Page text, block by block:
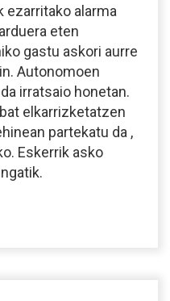
ezarritako alarma
eten
gastu askori aurre
Autonomoen
irratsaio honetan.
elkarrizketatzen
partekatu da ,
Eskerrik asko